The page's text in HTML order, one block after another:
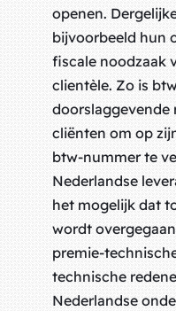
openen.
bijvoorbeeld hun
fiscale noodzaak
clientèle. Zo is
doorslaggevende
cliënten om op
btw-nummer te
Nederlandse
het mogelijk dat
wordt
premie-
technische
Nederlandse